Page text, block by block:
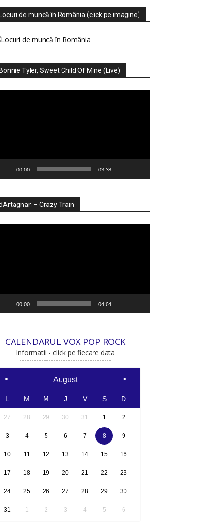
Locuri de muncă în România (click pe imagine)
Bonnie Tyler, Sweet Child Of Mine (Live)
00:00 03:38
– Crazy Train
00:00 04:04
CALENDARUL VOX POP ROCK
Informatii - click pe fiecare data
August
L M M J V S D
27 28 29 30 31 1 2
3 4 5 6 7 8 9
10 11 12 13 14 15 16
17 18 19 20 21 22 23
24 25 26 27 28 29 30
31 1 2 3 4 5 6